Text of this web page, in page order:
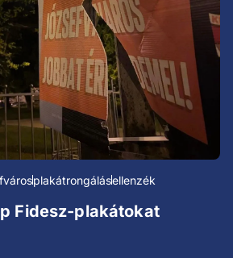
plakátrongálásellenzék
Fidesz-plakátokat